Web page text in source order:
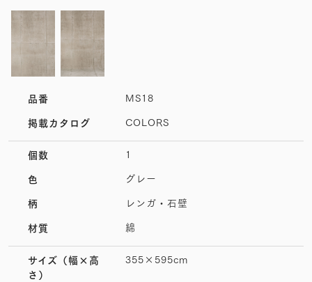
品番 MS18
掲載カタログ COLORS
個数 1
色 グレー
柄 レンガ・石壁
材質 綿
サイズ （幅×高
さ）
355×595cm